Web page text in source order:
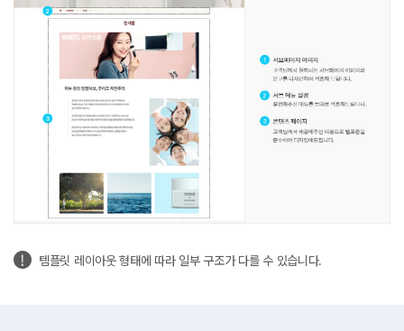
템플릿 레이아웃 형태에 따라 일부 구조가 다를 수 있습니다.